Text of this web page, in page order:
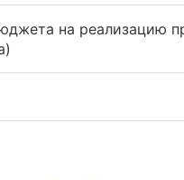
на реализацию